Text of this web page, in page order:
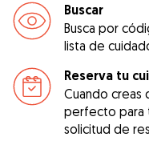
Buscar
Busca por
lista de
Reserva tu
Cuando creas
perfecto para
solicitud de